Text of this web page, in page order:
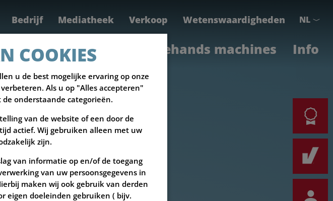
Bedrijf Mediatheek Verkoop Wetenswaardigheden NL
Service Parts Tweedehands machines Info
COOKIES
u de best mogelijke ervaring op onze
Als u op "Alles accepteren"
onderstaande categorieën.
van de website of een door de
actief. Wij gebruiken alleen met uw
zijn.
van informatie op en/of de toegang
van uw persoonsgegevens in
maken wij ook gebruik van derden
eigen doeleinden gebruiken ( bijv.